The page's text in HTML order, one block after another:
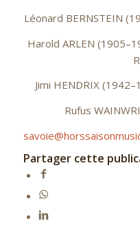
Léonard BERNSTEIN
Harold ARLEN
Jimi HENDRIX
Rufus
Partager cette